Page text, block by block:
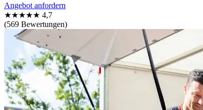
Angebot anfordern
★★★★★ 4,7
(569 Bewertungen)